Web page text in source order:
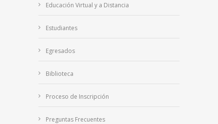
Educación Virtual y a Distancia
Estudiantes
Egresados
Biblioteca
Proceso de Inscripción
Preguntas Frecuentes